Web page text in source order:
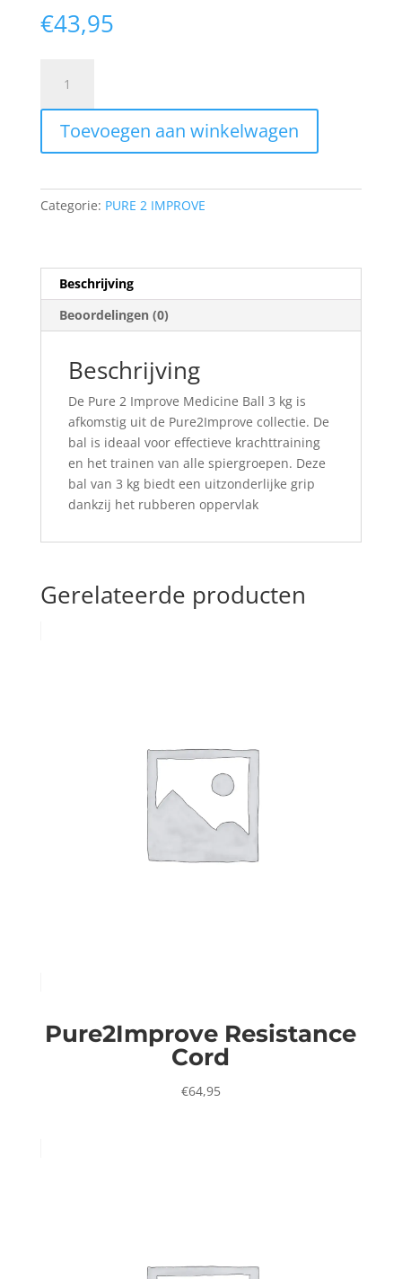
€43,95
Medicine
Ball
3KG
aantal
Toevoegen aan winkelwagen
Categorie: PURE 2 IMPROVE
Beschrijving
Beoordelingen (0)
Beschrijving
De Pure 2 Improve Medicine Ball 3 kg is
afkomstig uit de Pure2Improve collectie. De
bal is ideaal voor effectieve krachttraining
en het trainen van alle spiergroepen. Deze
bal van 3 kg biedt een uitzonderlijke grip
dankzij het rubberen oppervlak
Gerelateerde producten
Pure2Improve Resistance
Cord
€64,95